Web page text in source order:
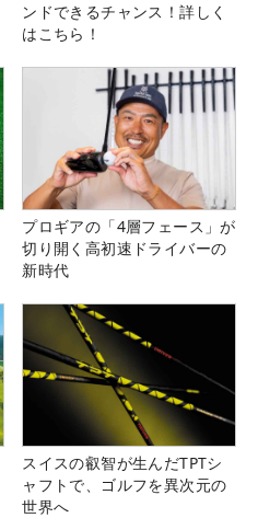
ンドできるチャンス！詳しく
はこちら！
プロギアの「4層フェース」が
切り開く高初速ドライバーの
新時代
スイスの叡智が生んだTPTシ
ャフトで、ゴルフを異次元の
世界へ